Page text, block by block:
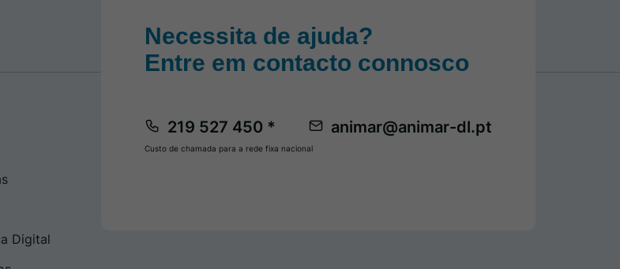
Digital
Necessita de ajuda?
Entre em contacto connosco
219 527 450 * animar@animar-dl.pt
Custo de chamada para a rede fixa nacional